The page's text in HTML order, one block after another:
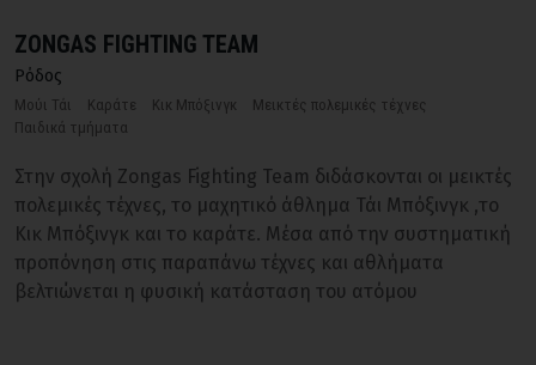
ZONGAS FIGHTING TEAM
Ρόδος
Μούι Τάι Καράτε Κικ Μπόξινγκ
Μεικτές πολεμικές τέχνες
Παιδικά τμήματα
Στην σχολή Zongas Fighting Team διδάσκονται οι μεικτές
πολεμικές τέχνες, το μαχητικό άθλημα Τάι Μπόξινγκ ,το
Κικ Μπόξινγκ και το καράτε. Μέσα από την συστηματική
προπόνηση στις παραπάνω τέχνες και αθλήματα
βελτιώνεται η φυσική κατάσταση του ατόμου